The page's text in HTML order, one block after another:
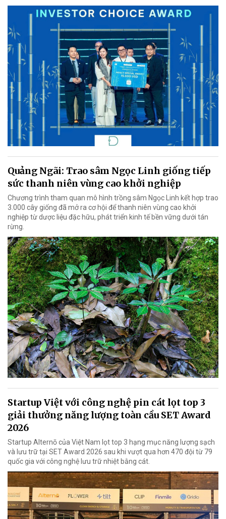
Quảng Ngãi: Trao sâm Ngọc Linh giống tiếp
sức thanh niên vùng cao khởi nghiệp
Chương trình tham quan mô hình trồng sâm Ngọc Linh kết hợp trao
3.000 cây giống đã mở ra cơ hội để thanh niên vùng cao khởi
nghiệp từ dược liệu đặc hữu, phát triển kinh tế bền vững dưới tán
rừng.
Startup Việt với công nghệ pin cát lọt top 3
giải thưởng năng lượng toàn cầu SET Award
2026
Startup Alternō của Việt Nam lọt top 3 hạng mục năng lượng sạch
và lưu trữ tại SET Award 2026 sau khi vượt qua hơn 470 đội từ 79
quốc gia với công nghệ lưu trữ nhiệt bằng cát.